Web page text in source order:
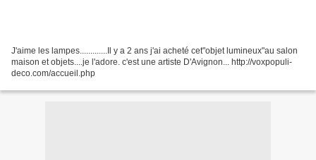
J'aime les lampes.............Il y a 2 ans j'ai acheté cet"objet lumineux"au salon
maison et objets....je l'adore. c'est une artiste D'Avignon... http://voxpopuli-
deco.com/accueil.php